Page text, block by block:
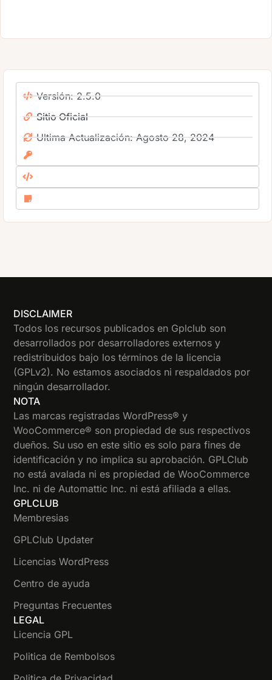
Versión: 2.5.0
Sitio Oficial
Ultima Actualización: Agosto 28, 2024
DISCLAIMER
Todos los recursos publicados en Gplclub son
desarrollados por desarrolladores externos y
redistribuidos bajo los términos de la licencia
(GPLv2). No estamos asociados ni respaldados por
ningún desarrollador.
NOTA
Las marcas registradas WordPress® y
WooCommerce® son propiedad de sus respectivos
dueños. Su uso en este sitio es solo para fines de
identificación y no implica su aprobación. GPLClub
no está avalada ni es propiedad de WooCommerce
Inc. ni de Automattic Inc. ni está afiliada a ellas.
GPLCLUB
Membresias
GPLClub Updater
Licencias WordPress
Centro de ayuda
Preguntas Frecuentes
LEGAL
Licencia GPL
Politica de Rembolsos